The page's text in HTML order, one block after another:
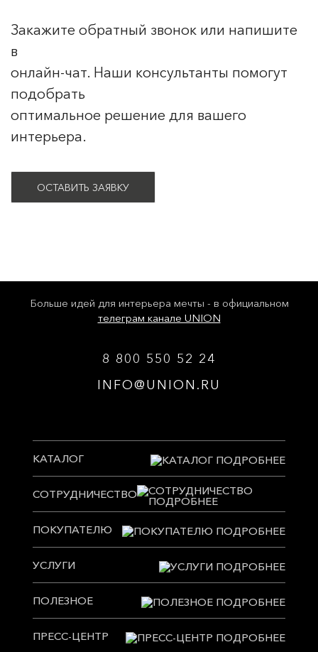
Закажите обратный звонок или напишите
в
онлайн-чат. Наши консультанты помогут
подобрать
оптимальное решение для вашего
интерьера.
ОСТАВИТЬ ЗАЯВКУ
Больше идей для интерьера мечты - в официальном
телеграм канале UNION
8 800 550 52 24
INFO@UNION.RU
КАТАЛОГ
СОТРУДНИЧЕСТВО
ПОКУПАТЕЛЮ
УСЛУГИ
ПОЛЕЗНОЕ
ПРЕСС-ЦЕНТР